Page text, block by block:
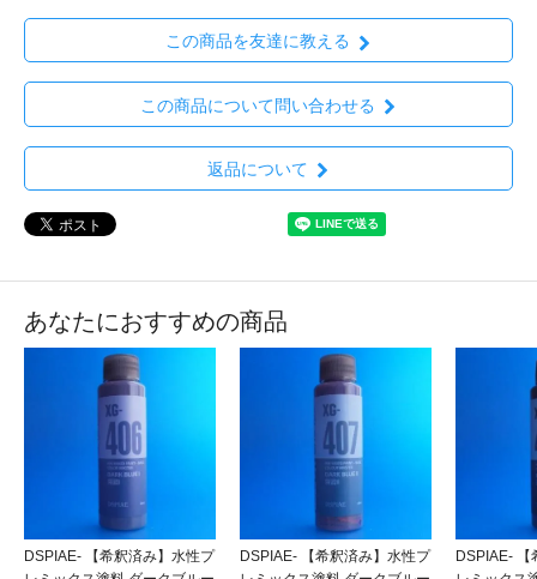
この商品を友達に教える
この商品について問い合わせる
返品について
あなたにおすすめの商品
DSPIAE- 【希釈済み】水性プ
DSPIAE- 【希釈済み】水性プ
DSPIAE- 【